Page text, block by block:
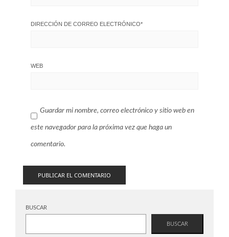
DIRECCIÓN DE CORREO ELECTRÓNICO*
WEB
Guardar mi nombre, correo electrónico y sitio web en
este navegador para la próxima vez que haga un
comentario.
BUSCAR
BUSCAR